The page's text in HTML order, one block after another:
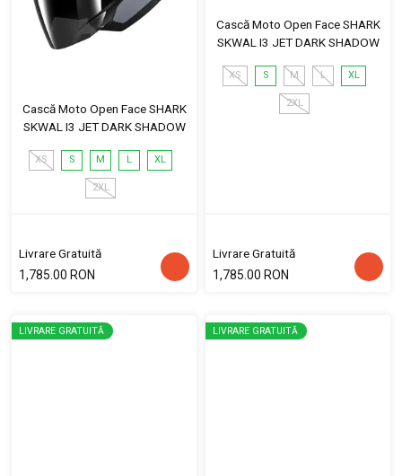
Cască Moto Open Face SHARK
SKWAL I3 JET DARK SHADOW
XS S M L XL
2XL
Livrare Gratuită
1,785.00 RON
Cască Moto Open Face SHARK
SKWAL I3 JET DARK SHADOW
XS S M L XL
2XL
Livrare Gratuită
1,785.00 RON
LIVRARE GRATUITĂ LIVRARE GRATUITĂ